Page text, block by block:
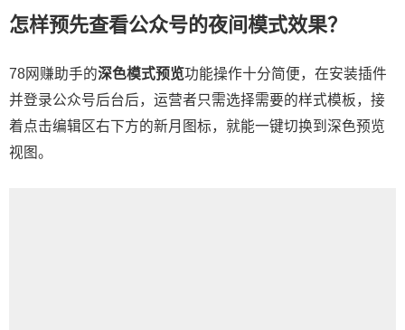
怎样预先查看公众号的夜间模式效果？
78网赚助手的深色模式预览功能操作十分简便，在安装插件
并登录公众号后台后，运营者只需选择需要的样式模板，接
着点击编辑区右下方的新月图标，就能一键切换到深色预览
视图。